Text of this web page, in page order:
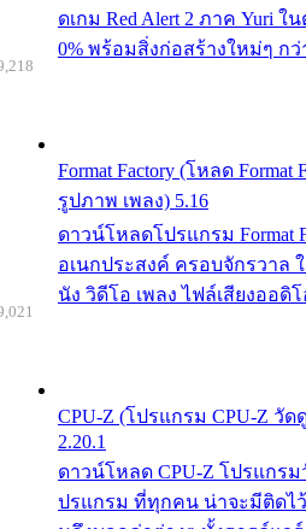
ดเกม Red Alert 2 ภาค Yuri
0% พร้อมสิ่งก่อสร้างใหม่ๆ ก
Format Factory (โหลด
รูปภาพ เพลง) 5.16
ดาวน์โหลดโปรแกรม Format
อเนกประสงค์ ครอบจักรวาล
นัง วิดีโอ เพลง ไฟล์เสียงออดิ
CPU-Z (โปรแกรม CPU-Z วั
2.20.1
ดาวน์โหลด CPU-Z โปรแกร
ปรแกรม ที่ทุกคน น่าจะมีติดไว้